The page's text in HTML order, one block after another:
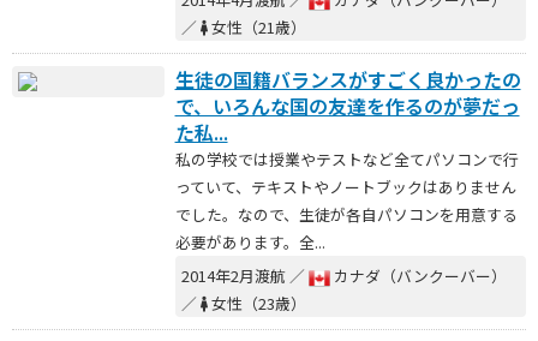
／ 女性（21歳）
生徒の国籍バランスがすごく良かったの
で、いろんな国の友達を作るのが夢だっ
た私...
私の学校では授業やテストなど全てパソコンで行
っていて、テキストやノートブックはありません
でした。なので、生徒が各自パソコンを用意する
必要があります。全...
2014年2月渡航 ／
カナダ（バンクーバー）
／ 女性（23歳）